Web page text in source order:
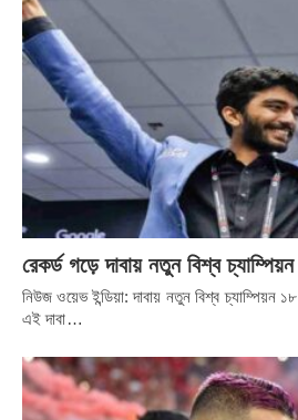
রেকর্ড গড়ে দাবায় নতুন বিশ্ব
নিউজ ওয়েভ ইন্ডিয়া: দাবায় নতুন বিশ্ব চ্যাম্পিয়ন
এই দাবা…